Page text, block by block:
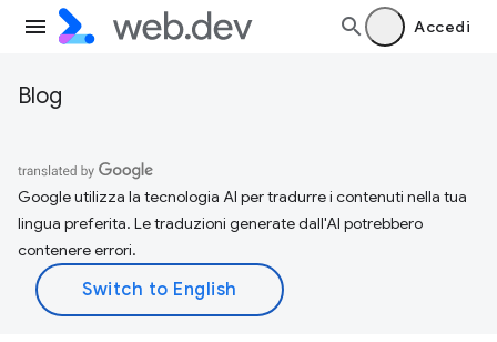
Accedi
Blog
Google utilizza la tecnologia AI per tradurre i contenuti nella tua
lingua preferita. Le traduzioni generate dall'AI potrebbero
contenere errori.